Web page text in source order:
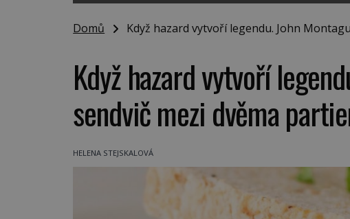
Domů Když hazard vytvoří legendu. John
Když hazard vytvoří
sendvič mezi dvěma
HELENA STEJSKALOVÁ